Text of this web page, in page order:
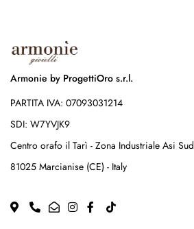
Armonie by ProgettiOro s.r.l.
PARTITA IVA: 07093031214
SDI: W7YVJK9
Centro orafo il Tarì - Zona Industriale Asi Sud
81025 Marcianise (CE) - Italy